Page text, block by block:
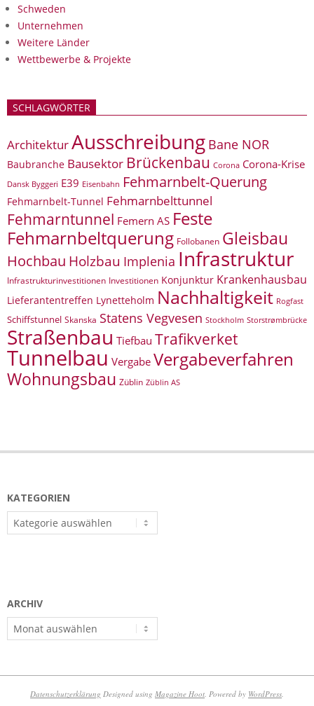
Schweden
Unternehmen
Weitere Länder
Wettbewerbe & Projekte
SCHLAGWÖRTER
ArchitekturAusschreibung Bane NOR
Baubranche Bausektor Brückenbau Corona Corona-Krise
Dansk Byggeri E39 Eisenbahn Fehmarnbelt-Querung
Fehmarnbelt-Tunnel Fehmarnbelttunnel
Fehmarntunnel Femern AS Feste
Fehmarnbeltquerung Follobanen Gleisbau
Hochbau Holzbau Implenia Infrastruktur
Infrastrukturinvestitionen Investitionen Konjunktur Krankenhausbau
Lieferantentreffen Lynetteholm Nachhaltigkeit Rogfast
Schiffstunnel Skanska Statens Vegvesen Stockholm Storstrømbrücke
Straßenbau Tiefbau Trafikverket
Tunnelbau Vergabe Vergabeverfahren
Wohnungsbau Züblin Züblin AS
KATEGORIEN
Kategorien
ARCHIV
Archiv
Datenschutzerklärung Designed using Magazine Hoot. Powered by WordPress.